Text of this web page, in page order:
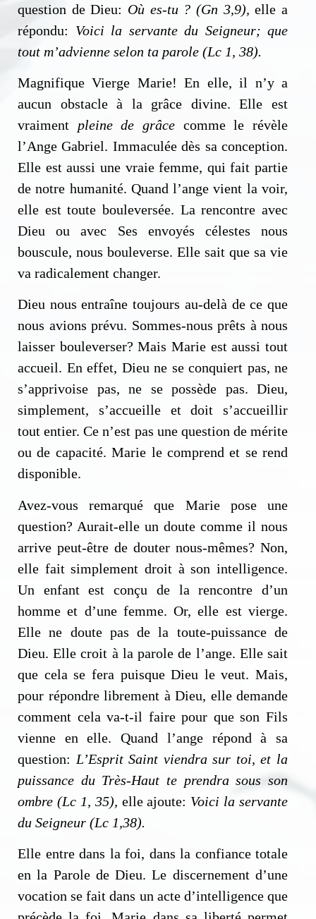
question de Dieu: Où es-tu ? (Gn 3,9), elle a
répondu: Voici la servante du Seigneur; que
tout m’advienne selon ta parole (Lc 1, 38).
Magnifique Vierge Marie! En elle, il n’y a
aucun obstacle à la grâce divine. Elle est
vraiment pleine de grâce comme le révèle
l’Ange Gabriel. Immaculée dès sa conception.
Elle est aussi une vraie femme, qui fait partie
de notre humanité. Quand l’ange vient la voir,
elle est toute bouleversée. La rencontre avec
Dieu ou avec Ses envoyés célestes nous
bouscule, nous bouleverse. Elle sait que sa vie
va radicalement changer.
Dieu nous entraîne toujours au-delà de ce que
nous avions prévu. Sommes-nous prêts à nous
laisser bouleverser? Mais Marie est aussi tout
accueil. En effet, Dieu ne se conquiert pas, ne
s’apprivoise pas, ne se possède pas. Dieu,
simplement, s’accueille et doit s’accueillir
tout entier. Ce n’est pas une question de mérite
ou de capacité. Marie le comprend et se rend
disponible.
Avez-vous remarqué que Marie pose une
question? Aurait-elle un doute comme il nous
arrive peut-être de douter nous-mêmes? Non,
elle fait simplement droit à son intelligence.
Un enfant est conçu de la rencontre d’un
homme et d’une femme. Or, elle est vierge.
Elle ne doute pas de la toute-puissance de
Dieu. Elle croit à la parole de l’ange. Elle sait
que cela se fera puisque Dieu le veut. Mais,
pour répondre librement à Dieu, elle demande
comment cela va-t-il faire pour que son Fils
vienne en elle. Quand l’ange répond à sa
question: L’Esprit Saint viendra sur toi, et la
puissance du Très-Haut te prendra sous son
ombre (Lc 1, 35), elle ajoute: Voici la servante
du Seigneur (Lc 1,38).
Elle entre dans la foi, dans la confiance totale
en la Parole de Dieu. Le discernement d’une
vocation se fait dans un acte d’intelligence que